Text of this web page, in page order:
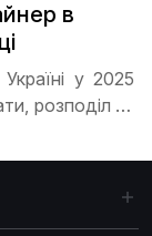
в
у 2025
розподіл за
прокачати